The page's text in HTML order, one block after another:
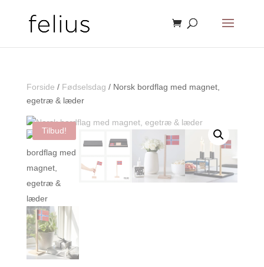
Forside / Fødselsdag / Norsk bordflag med magnet,
egetræ & læder
Tilbud!